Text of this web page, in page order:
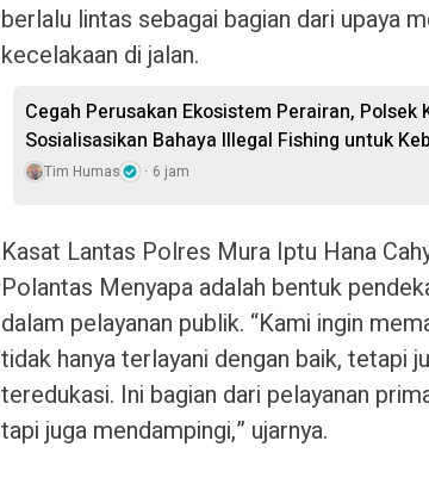
berlalu lintas sebagai bagian dari upaya
kecelakaan di jalan.
Cegah Perusakan Ekosistem Perairan, Polsek
Sosialisasikan Bahaya Illegal Fishing untuk
Tim Humas 6 jam
Kasat Lantas Polres Mura Iptu Hana
Polantas Menyapa adalah bentuk
dalam pelayanan publik. “Kami ingin
tidak hanya terlayani dengan baik, tetapi
teredukasi. Ini bagian dari pelayanan
tapi juga mendampingi,” ujarnya.